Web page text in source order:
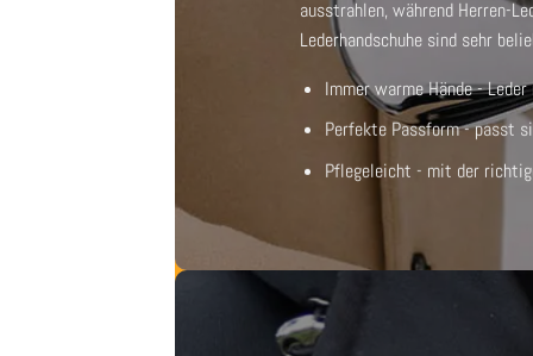
ausstrahlen, während Herren-
Lederhandschuhe sind sehr
Immer warme Hände -
Perfekte Passform - passt
Pflegeleicht - mit der